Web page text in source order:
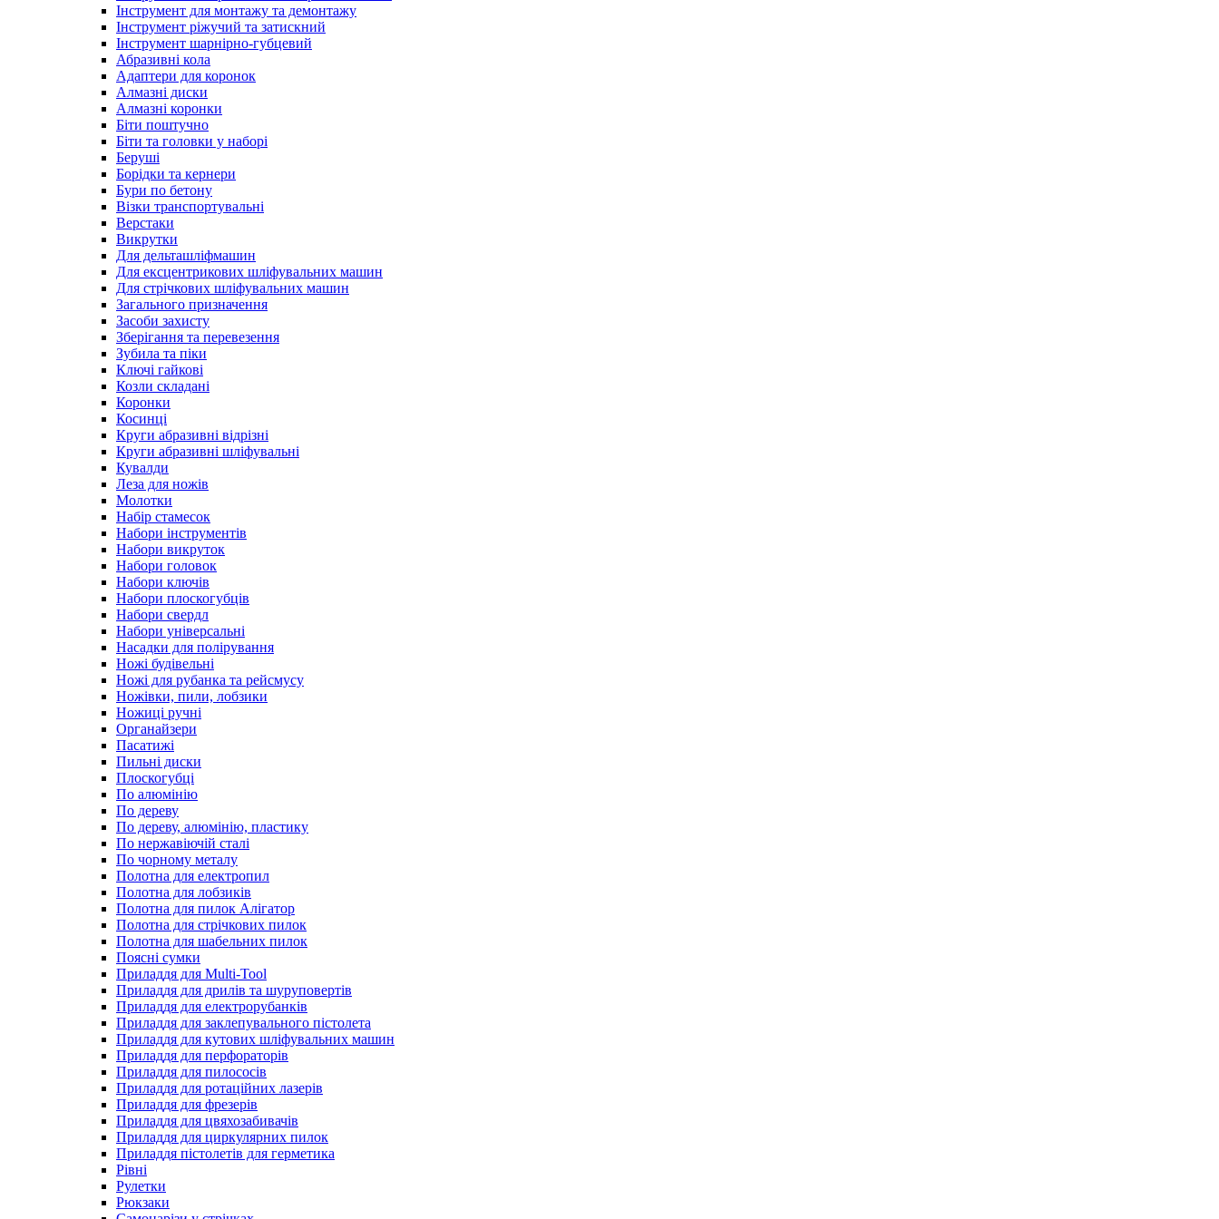
Інструмент для монтажу та демонтажу
Інструмент ріжучий та затискний
Інструмент шарнірно-губцевий
Абразивні кола
Адаптери для коронок
Алмазні диски
Алмазні коронки
Біти поштучно
Біти та головки у наборі
Беруші
Борідки та кернери
Бури по бетону
Візки транспортувальні
Верстаки
Викрутки
Для дельташліфмашин
Для ексцентрикових шліфувальних машин
Для стрічкових шліфувальних машин
Загального призначення
Засоби захисту
Зберігання та перевезення
Зубила та піки
Ключі гайкові
Козли складані
Коронки
Косинці
Круги абразивні відрізні
Круги абразивні шліфувальні
Кувалди
Леза для ножів
Молотки
Набір стамесок
Набори інструментів
Набори викруток
Набори головок
Набори ключів
Набори плоскогубців
Набори свердл
Набори універсальні
Насадки для полірування
Ножі будівельні
Ножі для рубанка та рейсмусу
Ножівки, пили, лобзики
Ножиці ручні
Органайзери
Пасатижі
Пильні диски
Плоскогубці
По алюмінію
По дереву
По дереву, алюмінію, пластику
По нержавіючій сталі
По чорному металу
Полотна для електропил
Полотна для лобзиків
Полотна для пилок Алігатор
Полотна для стрічкових пилок
Полотна для шабельних пилок
Поясні сумки
Приладдя для Multi-Tool
Приладдя для дрилів та шуруповертів
Приладдя для електрорубанків
Приладдя для заклепувального пістолета
Приладдя для кутових шліфувальних машин
Приладдя для перфораторів
Приладдя для пилососів
Приладдя для ротаційних лазерів
Приладдя для фрезерів
Приладдя для цвяхозабивачів
Приладдя для циркулярних пилок
Приладдя пістолетів для герметика
Рівні
Рулетки
Рюкзаки